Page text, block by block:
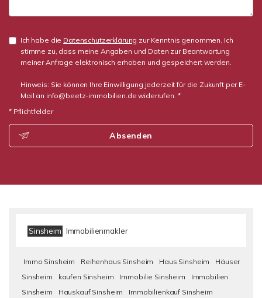
Ich habe die Datenschutzerklärung zur Kenntnis genommen. Ich
stimme zu, dass meine Angaben und Daten zur Beantwortung
meiner Anfrage elektronisch erhoben und gespeichert werden.
Hinweis: Sie können Ihre Einwilligung jederzeit für die Zukunft per E-
Mail an info@beetz-immobilien.de widerrufen. *
* Pflichtfelder
Absenden
Sinsheim Immobilienmakler
Immo Sinsheim Reihenhaus Sinsheim Haus Sinsheim
Häuser
Sinsheim
kaufen Sinsheim Immobilie Sinsheim
Immobilien
Sinsheim
Hauskauf Sinsheim
Immobilienkauf Sinsheim